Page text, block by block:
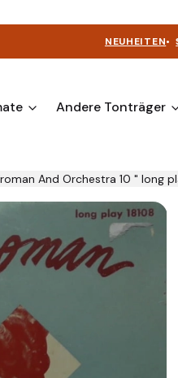
NEUHEITEN•
Andere Tonträger
And Orchestra 10 " long